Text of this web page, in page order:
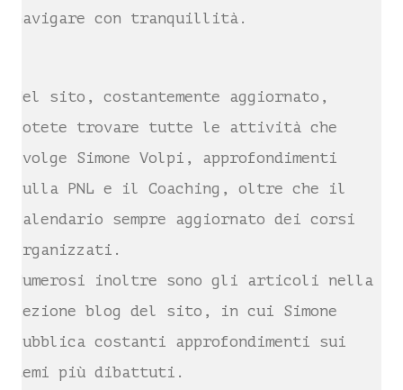
navigare con tranquillità.
Nel sito, costantemente aggiornato,
potete trovare tutte le attività che
svolge Simone Volpi, approfondimenti
sulla PNL e il Coaching, oltre che il
calendario sempre aggiornato dei corsi
organizzati.
Numerosi inoltre sono gli articoli nella
sezione blog del sito, in cui Simone
pubblica costanti approfondimenti sui
temi più dibattuti.